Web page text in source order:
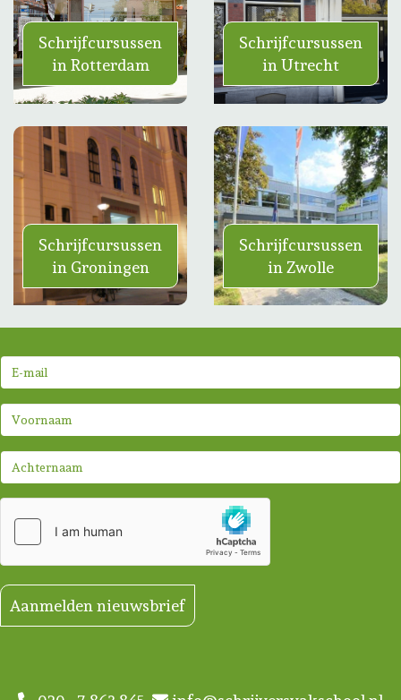
Schrijfcursussen
in Rotterdam
Schrijfcursussen
in Utrecht
Schrijfcursussen
in Groningen
Schrijfcursussen
in Zwolle
Aanmelden nieuwsbrief